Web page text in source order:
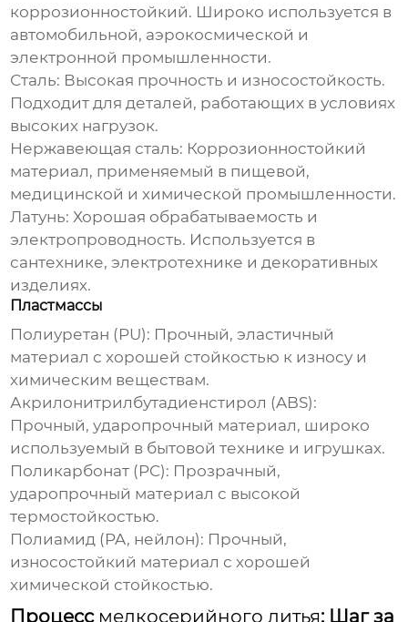
коррозионностойкий. Широко используется в
автомобильной, аэрокосмической и
электронной промышленности.
Сталь: Высокая прочность и износостойкость.
Подходит для деталей, работающих в условиях
высоких нагрузок.
Нержавеющая сталь: Коррозионностойкий
материал, применяемый в пищевой,
медицинской и химической промышленности.
Латунь: Хорошая обрабатываемость и
электропроводность. Используется в
сантехнике, электротехнике и декоративных
изделиях.
Пластмассы
Полиуретан (PU): Прочный, эластичный
материал с хорошей стойкостью к износу и
химическим веществам.
Акрилонитрилбутадиенстирол (ABS):
Прочный, ударопрочный материал, широко
используемый в бытовой технике и игрушках.
Поликарбонат (PC): Прозрачный,
ударопрочный материал с высокой
термостойкостью.
Полиамид (PA, нейлон): Прочный,
износостойкий материал с хорошей
химической стойкостью.
Процесс мелкосерийного литья: Шаг за